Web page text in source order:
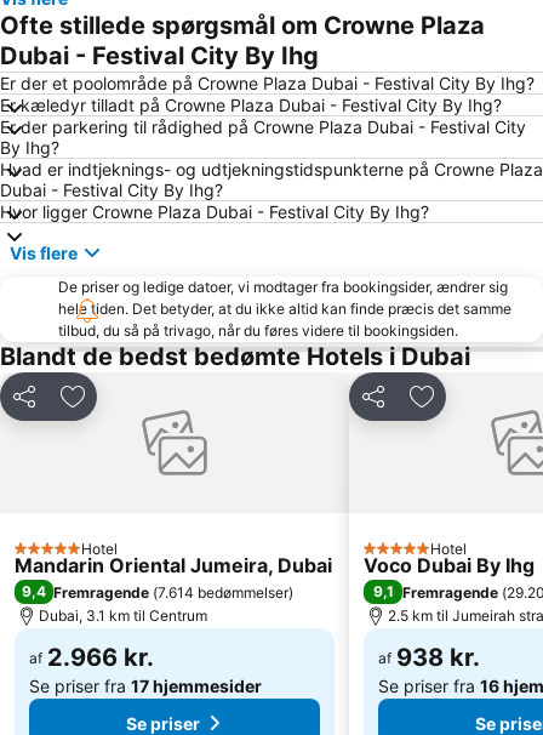
Guldmarknaden
Jumeirah Emirates Towers
Airport Terminal 1 Metro Station
Business Bay Metro Station
Jumeirah strand & park
Dubai World Trade Centre
Sheikh Zayed vejen
Airport Terminal 3 Metro Station
Dubai Media City
Aquaventure Waterpark
Garhoud
Burj KhalifaDubai Mall Metro Station
Souk Madinat Jumeirah
Al-Ghurair City Mall
Nadd Al Shiba
Dubai Marina Yacht Club
Dubai floden
Dubai Metro
Dubai Festival City
Mall of the Emirates Metro Station
DAMAC Properties Metro Station
Dubai Creek Golf & Yacht Club
Al Fahidi Metro Station
Forenede Arabiske Emiraters indkøbscenter
Za'abeel
Ofte stillede spørgsmål om Crowne Plaza
Dubai - Festival City By Ihg
Er der et poolområde på Crowne Plaza Dubai - Festival City By Ihg?
Er kæledyr tilladt på Crowne Plaza Dubai - Festival City By Ihg?
Er der parkering til rådighed på Crowne Plaza Dubai - Festival City
By Ihg?
Hvad er indtjeknings- og udtjekningstidspunkterne på Crowne Plaza
Dubai - Festival City By Ihg?
Hvor ligger Crowne Plaza Dubai - Festival City By Ihg?
Vis flere
De priser og ledige datoer, vi modtager fra bookingsider, ændrer sig
hele tiden. Det betyder, at du ikke altid kan finde præcis det samme
tilbud, du så på trivago, når du føres videre til bookingsiden.
Blandt de bedst bedømte Hotels i Dubai
Del Føj til favoritter
5 StjernerHotel
Mandarin Oriental Jumeira, Dubai
9,4 Fremragende (7.614 bedømmelser)
Dubai, 3.1 km til Centrum
af 2.966 kr.
Se priser fra 17 hjemmesider
Se priser
Del Føj til
5 StjernerHotel
Voco Dubai By Ihg
9,1 Fremragende (
2.5 km til Jumeirah
af 938 kr.
Se priser fra 16
Se